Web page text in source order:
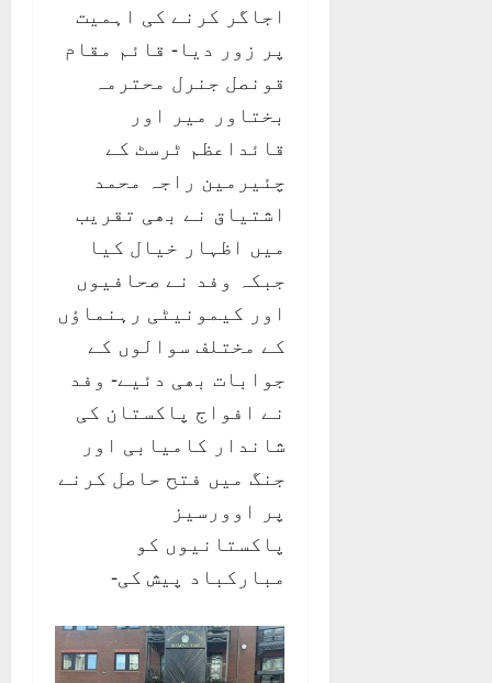
اجاگر کرنے کی اہمیت
پر زور دیا- قائم مقام
قونصل جنرل محترمہ
بختاور میر اور
قائداعظم ٹرسٹ کے
چئیرمین راجہ محمد
اشتیاق نے بھی تقریب
میں اظہار خیال کیا
جبکہ وفد نے صحافیوں
اور کیمونیٹی رہنماؤں
کے مختلف سوالوں کے
جوابات بھی دئیے- وفد
نے افواج پاکستان کی
شاندار کامیابی اور
جنگ میں فتح حاصل کرنے
پر اوورسیز
پاکستانیوں کو
مبارکباد پیش کی-